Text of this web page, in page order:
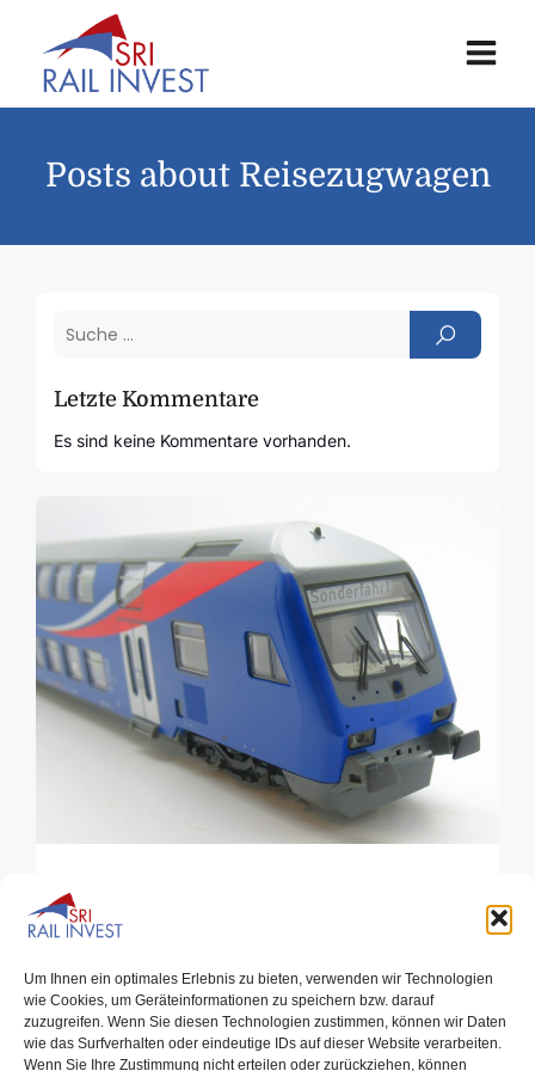
Um Ihnen ein optimales Erlebnis zu bieten, verwenden wir Technologien
wie Cookies, um Geräteinformationen zu speichern bzw. darauf
zuzugreifen. Wenn Sie diesen Technologien zustimmen, können wir Daten
wie das Surfverhalten oder eindeutige IDs auf dieser Website verarbeiten.
Wenn Sie Ihre Zustimmung nicht erteilen oder zurückziehen, können
Posts about Reisezugwagen
Letzte Kommentare
Es sind keine Kommentare vorhanden.
SRI Rail Invest Doppelstock-Zugset
17.07.2023
Die Doppelstockwagen der SRI, im markentypischen
ultramarinblau mit buntem Wellendesign, erfreuen nicht